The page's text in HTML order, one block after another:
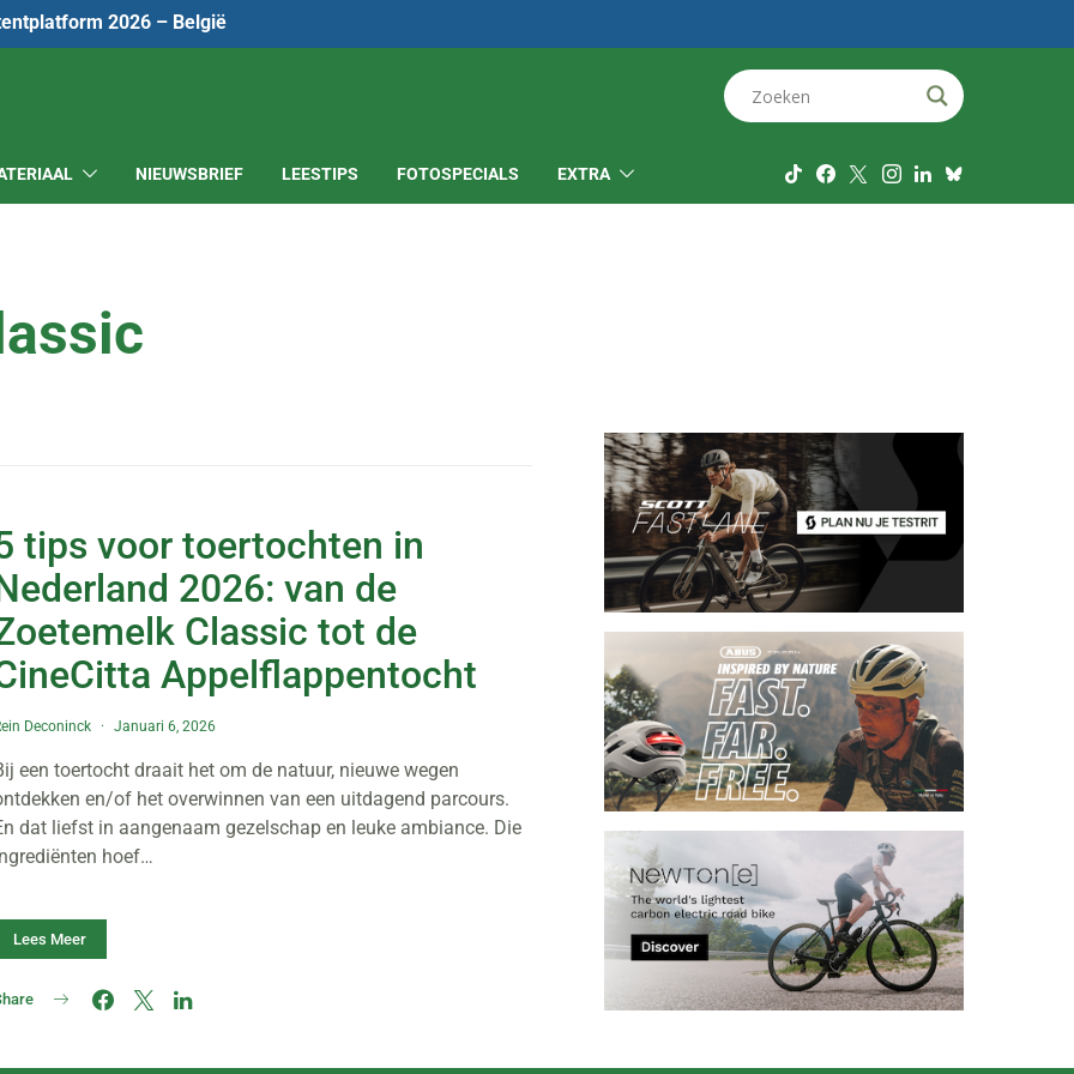
2026 – België
NIEUWSBRIEF LEESTIPS FOTOSPECIALS EXTRA
tips voor toertochten in
2026: van de
Classic tot de
Appelflappentocht
Deconinck Januari 6, 2026
een toertocht draait het om de natuur, nieuwe wegen
en/of het overwinnen van een uitdagend parcours.
dat liefst in aangenaam gezelschap en leuke ambiance. Die
hoef…
Lees Meer